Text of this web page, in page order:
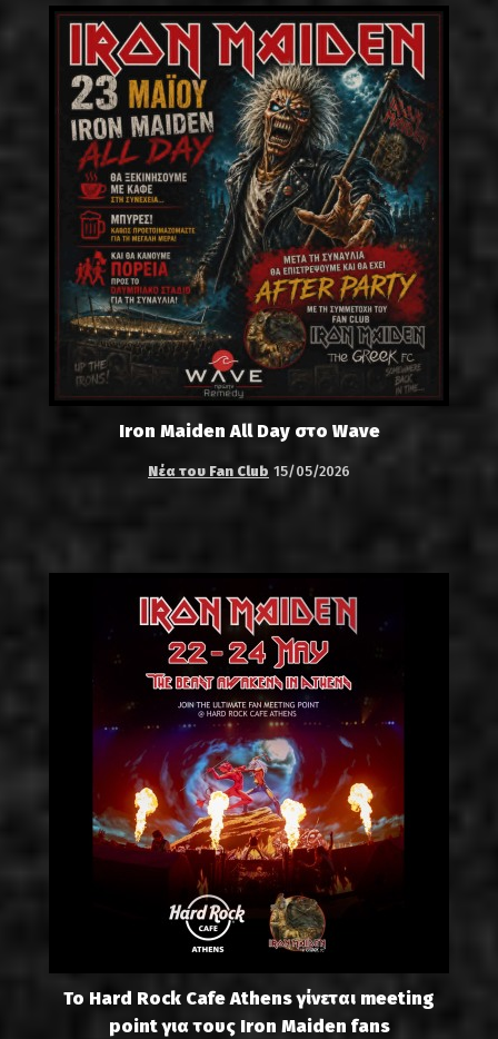
Iron Maiden All Day στο Wave
Νέα του Fan Club 15/05/2026
Το Hard Rock Cafe Athens γίνεται meeting
point για τους Iron Maiden fans